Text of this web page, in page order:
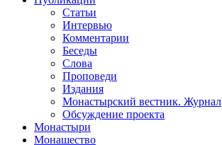
Статьи
Интервью
Комментарии
Беседы
Слова
Проповеди
Издания
Монастырский вестник. Журнал
Обсуждение проекта
Монастыри
Монашество